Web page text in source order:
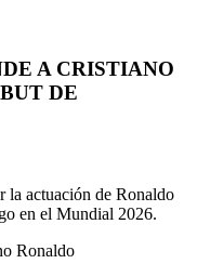
A CRISTIANO
DE
la actuación de Ronaldo
en el Mundial 2026.